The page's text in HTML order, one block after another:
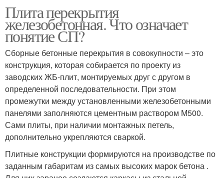
Плита перекрытия
железобетонная. Что означает
понятие СП?
Сборные бетонные перекрытия в совокупности – это
конструкция, которая собирается по проекту из
заводских ЖБ-плит, монтируемых друг с другом в
определенной последовательности. При этом
промежутки между установленными железобетонными
панелями заполняются цементным раствором М500.
Сами плиты, при наличии монтажных петель,
дополнительно укрепляются сваркой.
Плитные конструкции формируются на производстве по
заданным габаритам из самых высоких марок бетона .